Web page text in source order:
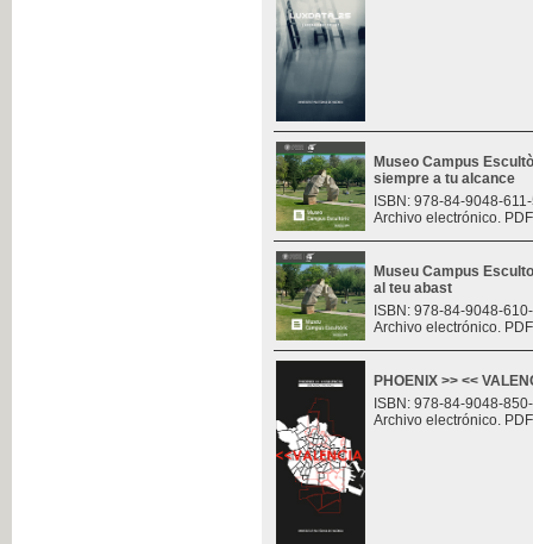
Museo Campus
siempre a tu alcance
ISBN: 978-84-9048-
Archivo electrónico.
Museu Campus
al teu abast
ISBN: 978-84-9048-
Archivo electrónico.
PHOENIX >> <<
ISBN: 978-84-9048-
Archivo electrónico.